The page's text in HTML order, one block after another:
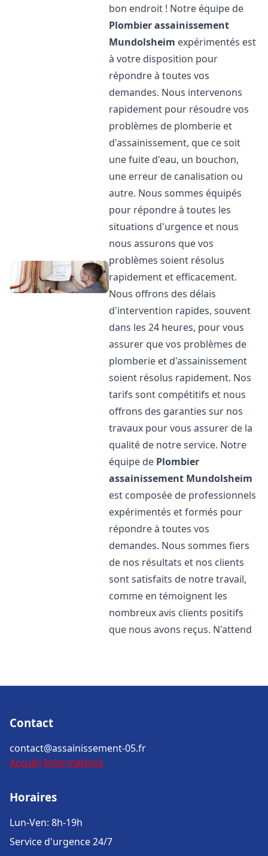
bon endroit ! Notre équipe de
Plombier assainissement
Mundolsheim expérimentés est
à votre disposition pour
répondre à toutes vos
demandes. Nous intervenons
rapidement pour résoudre vos
problèmes de plomberie et
d'assainissement, que ce soit
une fuite d'eau, un bouchon,
une erreur de canalisation ou
autre. Nous sommes équipés
pour répondre à toutes les
situations d'urgence et nous
nous assurons que vos
problèmes soient résolus
rapidement et efficacement.
Nous offrons des délais
d'intervention rapides, souvent
dans les 24 heures, pour vous
assurer que vos problèmes de
plomberie et d'assainissement
soient résolus rapidement. Nos
tarifs sont compétitifs et nous
offrons des garanties sur nos
travaux pour vous assurer de la
qualité de notre service. Notre
équipe de Plombier
assainissement Mundolsheim
est composée de professionnels
expérimentés et formés pour
répondre à toutes vos
demandes. Nous sommes fiers
de nos résultats et nos clients
sont satisfaits de notre travail,
comme en témoignent les
nombreux avis clients positifs
que nous avons reçus. N'attend
Contact
contact@assainissement-05.fr
Accueil Informations
Horaires
Lun-Ven: 8h-19h
Service d'urgence 24/7